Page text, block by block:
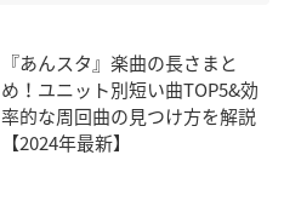
『あんスタ』楽曲の長さまと
め！ユニット別短い曲TOP5&効
率的な周回曲の見つけ方を解説
【2024年最新】